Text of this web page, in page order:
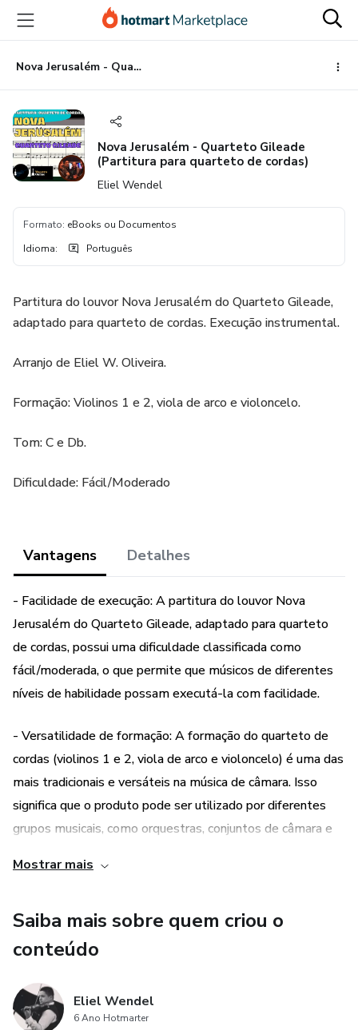
para
conteúdo
principal
para
pagamento
para
rodapé
Nova Jerusalém - Quarteto Gileade (Partitura para quarteto de cordas)
Nova Jerusalém - Quarteto Gileade
(Partitura para quarteto de cordas)
Eliel Wendel
Formato: eBooks ou Documentos
Idioma: Português
Partitura do louvor Nova Jerusalém do Quarteto Gileade,
adaptado para quarteto de cordas. Execução instrumental.
Arranjo de Eliel W. Oliveira.
Formação: Violinos 1 e 2, viola de arco e violoncelo.
Tom: C e Db.
Dificuldade: Fácil/Moderado
Vantagens Detalhes
- Facilidade de execução: A partitura do louvor Nova
Jerusalém do Quarteto Gileade, adaptado para quarteto
de cordas, possui uma dificuldade classificada como
fácil/moderada, o que permite que músicos de diferentes
níveis de habilidade possam executá-la com facilidade.
- Versatilidade de formação: A formação do quarteto de
cordas (violinos 1 e 2, viola de arco e violoncelo) é uma das
mais tradicionais e versáteis na música de câmara. Isso
significa que o produto pode ser utilizado por diferentes
grupos musicais, como orquestras, conjuntos de câmara e
Mostrar mais
Saiba mais sobre quem criou o
conteúdo
Eliel Wendel
6 Ano Hotmarter